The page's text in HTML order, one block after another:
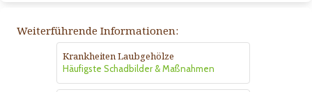
Weiterführende Informationen:
Krankheiten Laubgehölze
Häufigste Schadbilder & Maßnahmen